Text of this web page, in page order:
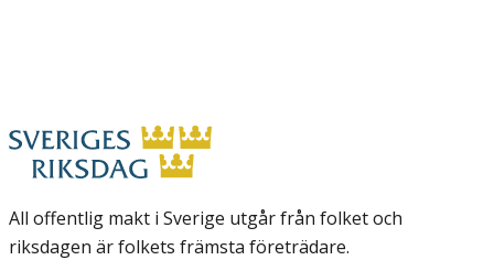
All offentlig makt i Sverige utgår från folket och
riksdagen är folkets främsta företrädare.